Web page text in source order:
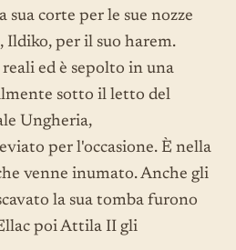
corte per le sue nozze
Ildiko, per il suo harem.
ed è sepolto in una
sotto il letto del
Ungheria,
per l'occasione. È nella
venne inumato. Anche gli
la sua tomba furono
poi Attila II gli